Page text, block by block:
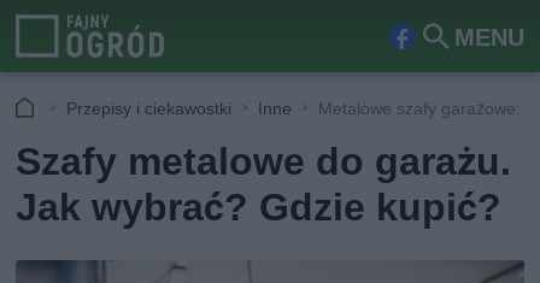
MENU
Fa
ook
Szu
kaj
Przepisy i ciekawostki Inne Metalowe szafy garażowe:
Szafy metalowe do garażu.
Jak wybrać? Gdzie kupić?